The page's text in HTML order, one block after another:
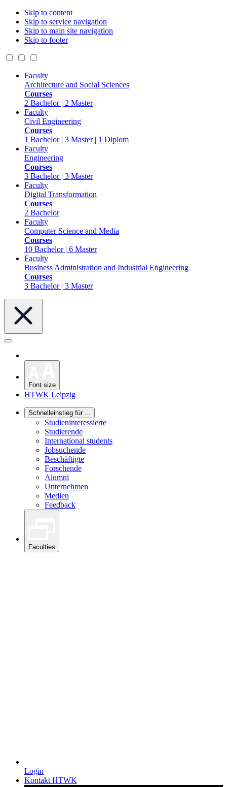
Skip to content
Skip to service navigation
Skip to main site navigation
Skip to footer
Faculty
Architecture and Social Sciences
Courses
2 Bachelor | 2 Master
Faculty
Civil Engineering
Courses
1 Bachelor | 3 Master | 1 Diplom
Faculty
Engineering
Courses
3 Bachelor | 3 Master
Faculty
Digital Transformation
Courses
2 Bachelor
Faculty
Computer Science and Media
Courses
10 Bachelor | 6 Master
Faculty
Business Administration and Industrial Engineering
Courses
3 Bachelor | 3 Master
Font size
HTWK Leipzig
Schnelleinstieg für ...
Studieninteressierte
Studierende
International students
Jobsuchende
Beschäftigte
Forschende
Alumni
Unternehmen
Medien
Feedback
Faculties
Login
Kontakt HTWK